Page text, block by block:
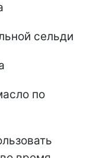
сельди
по